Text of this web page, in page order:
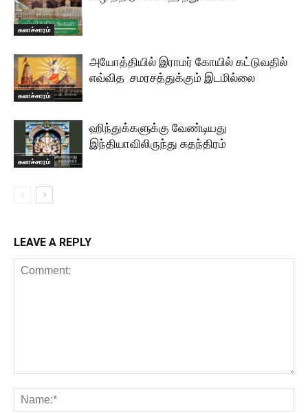
கலாச்சாரம்
கலாச்சாரம்
அயோத்தியில் இராமர் கோயில் கட்டுவதில்
எவ்வித சமரசத்துக்கும் இடமில்லை
கலாச்சாரம்
ஹிந்துக்களுக்கு வேண்டியது
இந்தியாவிலிருந்து சுதந்திரம்
LEAVE A REPLY